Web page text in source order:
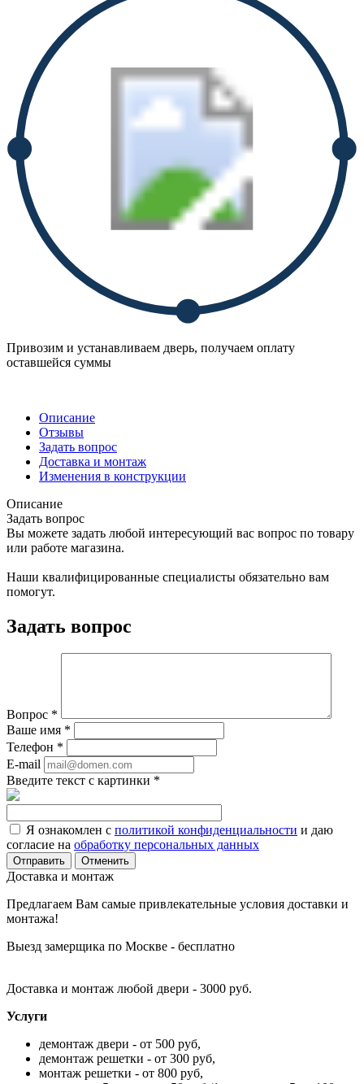
Привозим и устанавливаем дверь, получаем оплату
оставшейся суммы
Описание
Отзывы
Задать вопрос
Доставка и монтаж
Изменения в конструкции
Описание
Задать вопрос
Вы можете задать любой интересующий вас вопрос по товару
или работе магазина.
Наши квалифицированные специалисты обязательно вам
помогут.
Задать вопрос
Вопрос *
Ваше имя *
Телефон *
E-mail
Введите текст с картинки *
Я ознакомлен с политикой конфиденциальности и даю
согласие на обработку персональных данных
Отменить
Доставка и монтаж
Предлагаем Вам самые привлекательные условия доставки и
монтажа!
Выезд замерщика по Москве - бесплатно
Доставка и монтаж любой двери - 3000 руб.
Услуги
демонтаж двери - от 500 руб,
демонтаж решетки - от 300 руб,
монтаж решетки - от 800 руб,